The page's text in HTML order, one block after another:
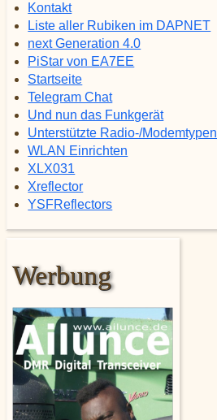
Kontakt
Liste aller Rubiken im DAPNET
next Generation 4.0
PiStar von EA7EE
Startseite
Telegram Chat
Und nun das Funkgerät
Unterstützte Radio-/Modemtypen
WLAN Einrichten
XLX031
Xreflector
YSFReflectors
Werbung